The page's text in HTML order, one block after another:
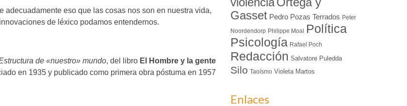
eso que las cosas nos son en nuestra vida,
de léxico podamos entendernos.
de «nuestro» mundo, del libro El Hombre y la gente
en 1935 y publicado como primera obra póstuma en 1957
Gasset Pedro Pozas Terrados Peter
Noordendorp Philippe Moal Política
Psicología Rafael Poch
Redacción Salvatore Puledda
Silo Taoísmo Violeta Martos
Enlaces